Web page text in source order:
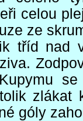
celou
ze
tříd nad
zlákat
góly